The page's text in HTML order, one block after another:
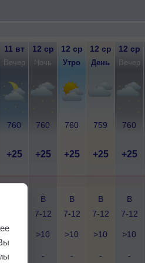
11 вт 12 ср 12 ср 12 ср 12 ср
Вечер Ночь Утро День Вечер
760 760 760 759 760
+25 +25 +25 +25 +25
В
7-12
В
7-12
В
7-12
В
7-12
>10 >10 >10 >10 >10
- - - -